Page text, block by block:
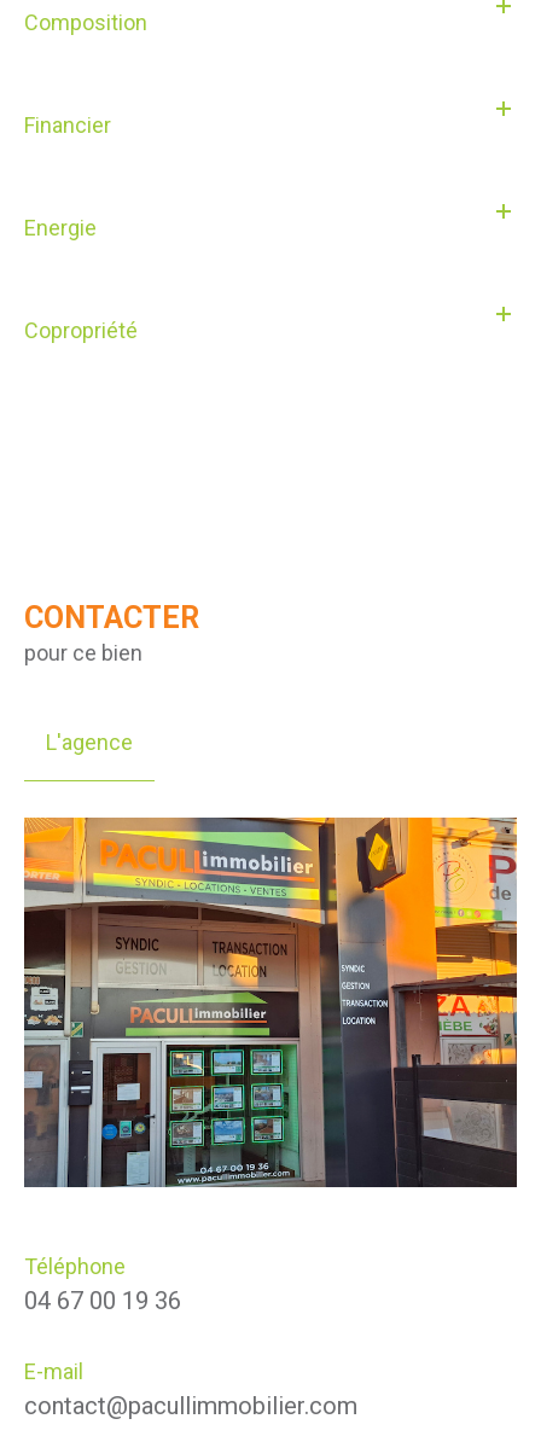
Composition
Financier
Energie
Copropriété
CONTACTER
pour ce bien
L'agence
Téléphone
04 67 00 19 36
E-mail
contact@pacullimmobilier.com